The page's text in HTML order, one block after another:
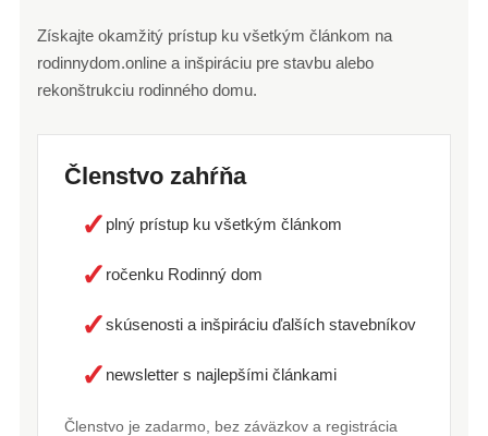
Získajte okamžitý prístup ku všetkým článkom na
rodinnydom.online a inšpiráciu pre stavbu alebo
rekonštrukciu rodinného domu.
Členstvo zahŕňa
✓ plný prístup ku všetkým článkom
✓ ročenku Rodinný dom
✓skúsenosti a inšpiráciu ďalších stavebníkov
✓ newsletter s najlepšími článkami
Členstvo je zadarmo, bez záväzkov a registrácia